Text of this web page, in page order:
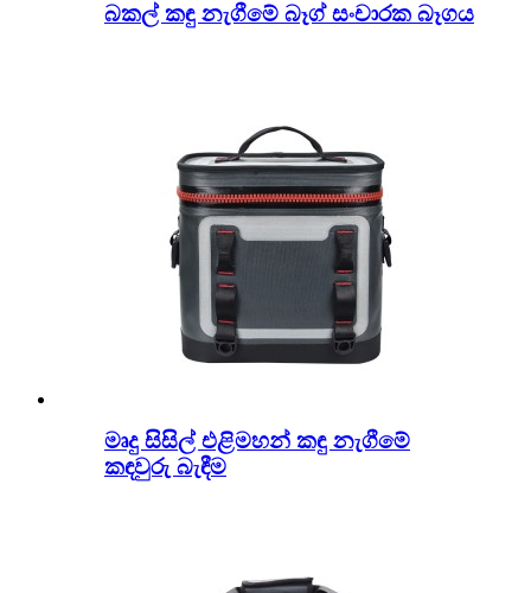
බකල් කඳු නැගීමේ බෑග් සංචාරක බෑගය
මෘදු සිසිල් එළිමහන් කඳු නැගීමේ
කඳවුරු බැඳීම